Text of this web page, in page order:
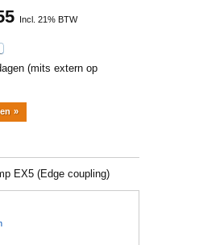
Incl. 21% BTW
(mits extern op
EX5 (Edge coupling)